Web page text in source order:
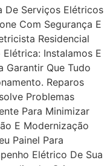
De Serviços Elétricos
Com Segurança E
Residencial
Instalamos E
Garantir Que Tudo
Reparos
Problemas
Para Minimizar
E Modernização
Painel Para
Elétrico De Sua